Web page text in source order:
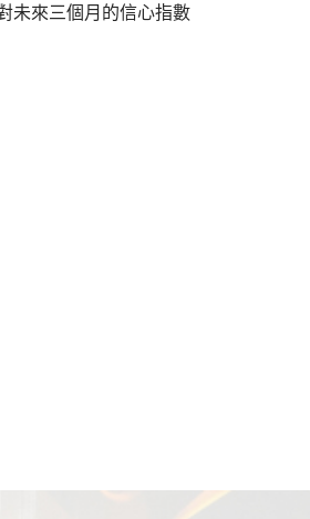
未來三個月的信心指數